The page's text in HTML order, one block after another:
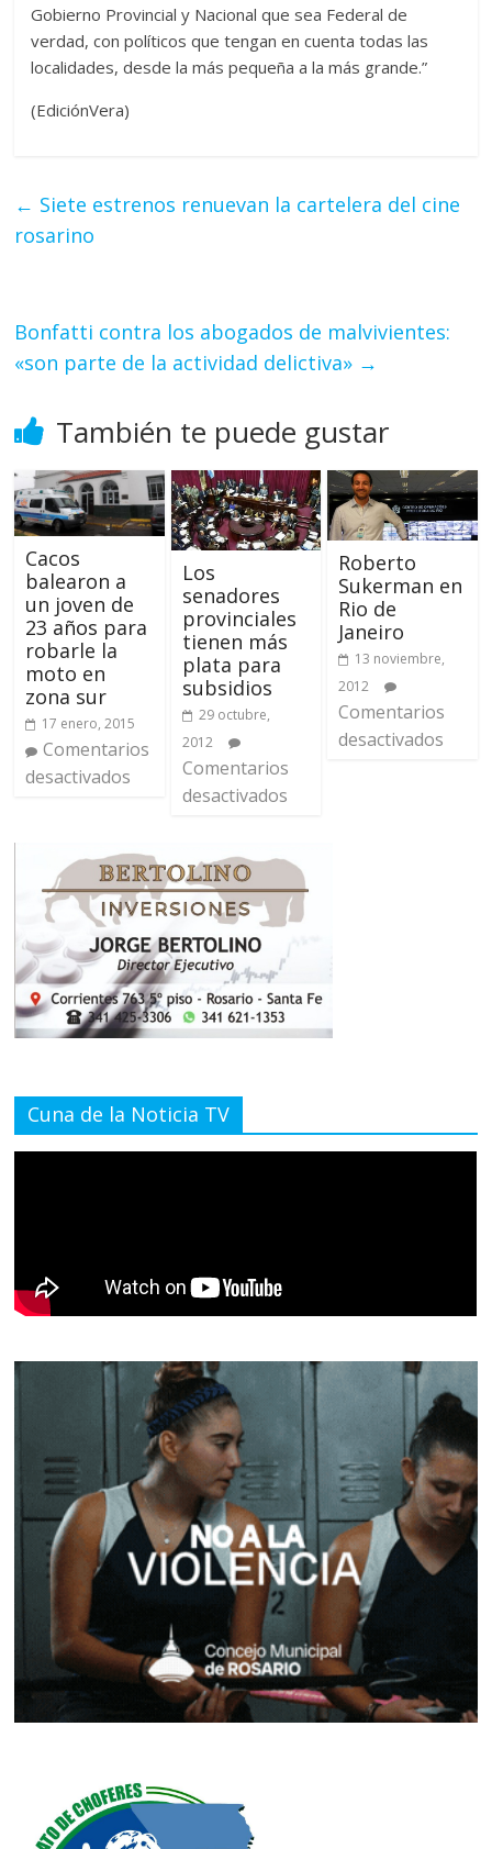
Gobierno Provincial y Nacional que sea Federal de
verdad, con políticos que tengan en cuenta todas las
localidades, desde la más pequeña a la más grande.”
(EdiciónVera)
← Siete estrenos renuevan la cartelera del cine
rosarino
Bonfatti contra los abogados de malvivientes:
«son parte de la actividad delictiva» →
También te puede gustar
Cacos
balearon a
un joven de
23 años para
robarle la
moto en
zona sur
17 enero, 2015
Comentarios
desactivados
Los
senadores
provinciales
tienen más
plata para
subsidios
29 octubre,
2012
Comentarios
desactivados
Roberto
Sukerman en
Rio de
Janeiro
13 noviembre,
2012
Comentarios
desactivados
Cuna de la Noticia TV